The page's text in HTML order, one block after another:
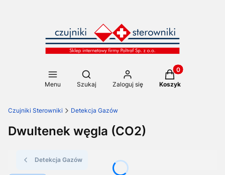
Menu
Otwórz wyszukiwarkę
Szukaj Zaloguj się
Produkty w
Koszyk
Czujniki Sterowniki Detekcja Gazów
Dwultenek węgla (CO2)
Detekcja Gazów